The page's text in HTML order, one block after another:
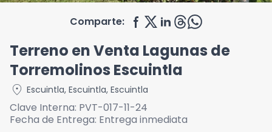
Comparte:
Terreno en Venta Lagunas de
Torremolinos Escuintla
location_on Escuintla, Escuintla, Escuintla
Clave Interna: PVT-017-11-24
Fecha de Entrega: Entrega inmediata